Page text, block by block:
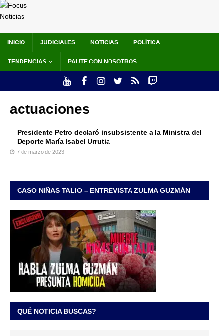
INICIO JUDICIALES NOTICIAS POLÍTICA
TENDENCIAS PAUTE CON NOSOTROS
actuaciones
Presidente Petro declaró insubsistente a la Ministra del
Deporte María Isabel Urrutia
7 de marzo de 2023
CASO NIÑAS TALIO – ENTREVISTA ZULMA GUZMÁN
QUÉ NOTICIA BUSCAS?